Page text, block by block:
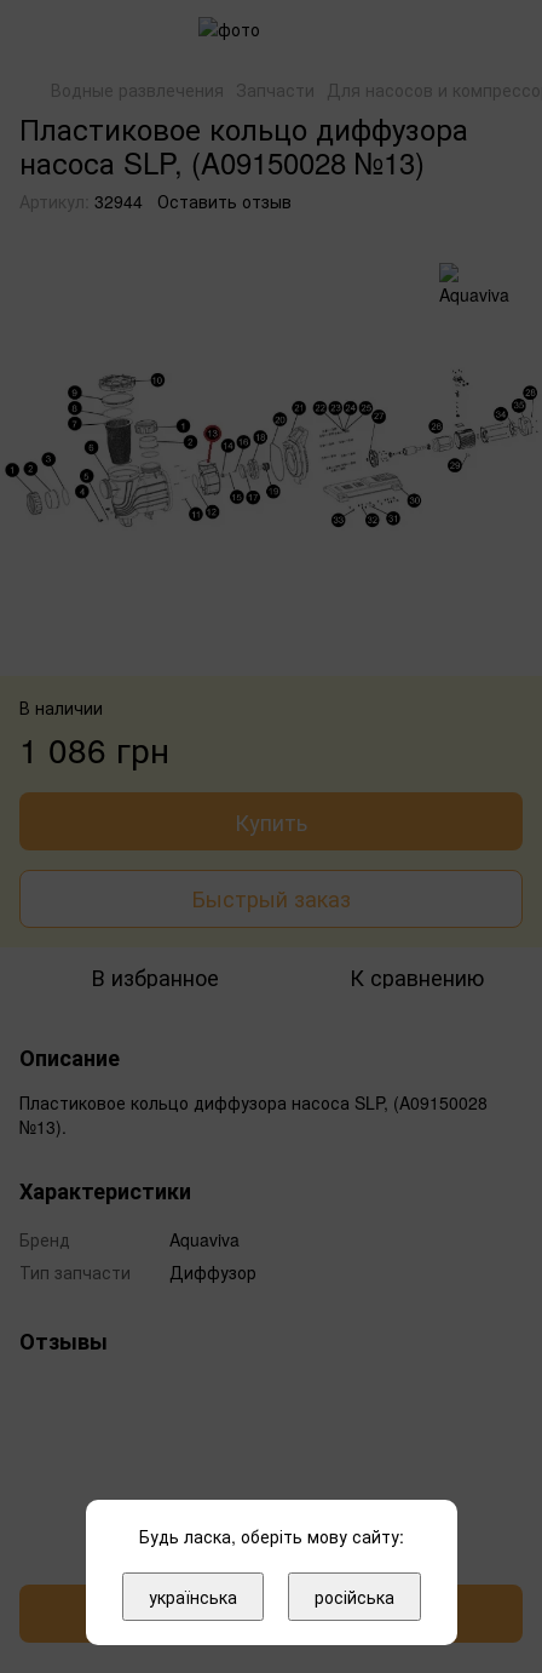
Водные развлечения Запчасти Для насосов и
Пластиковое кольцо диффузора
насоса SLP, (A09150028 №13)
Артикул: 32944 Оставить отзыв
В наличии
1 086 грн
Купить
Быстрый заказ
В избранное К сравнению
Описание
Пластиковое кольцо диффузора насоса SLP, (A09150028
№13).
Характеристики
Бренд
Aquaviva
Тип запчасти
Диффузор
Отзывы
Написать отзыв
Будь ласка, оберіть мову сайту:
українська російська